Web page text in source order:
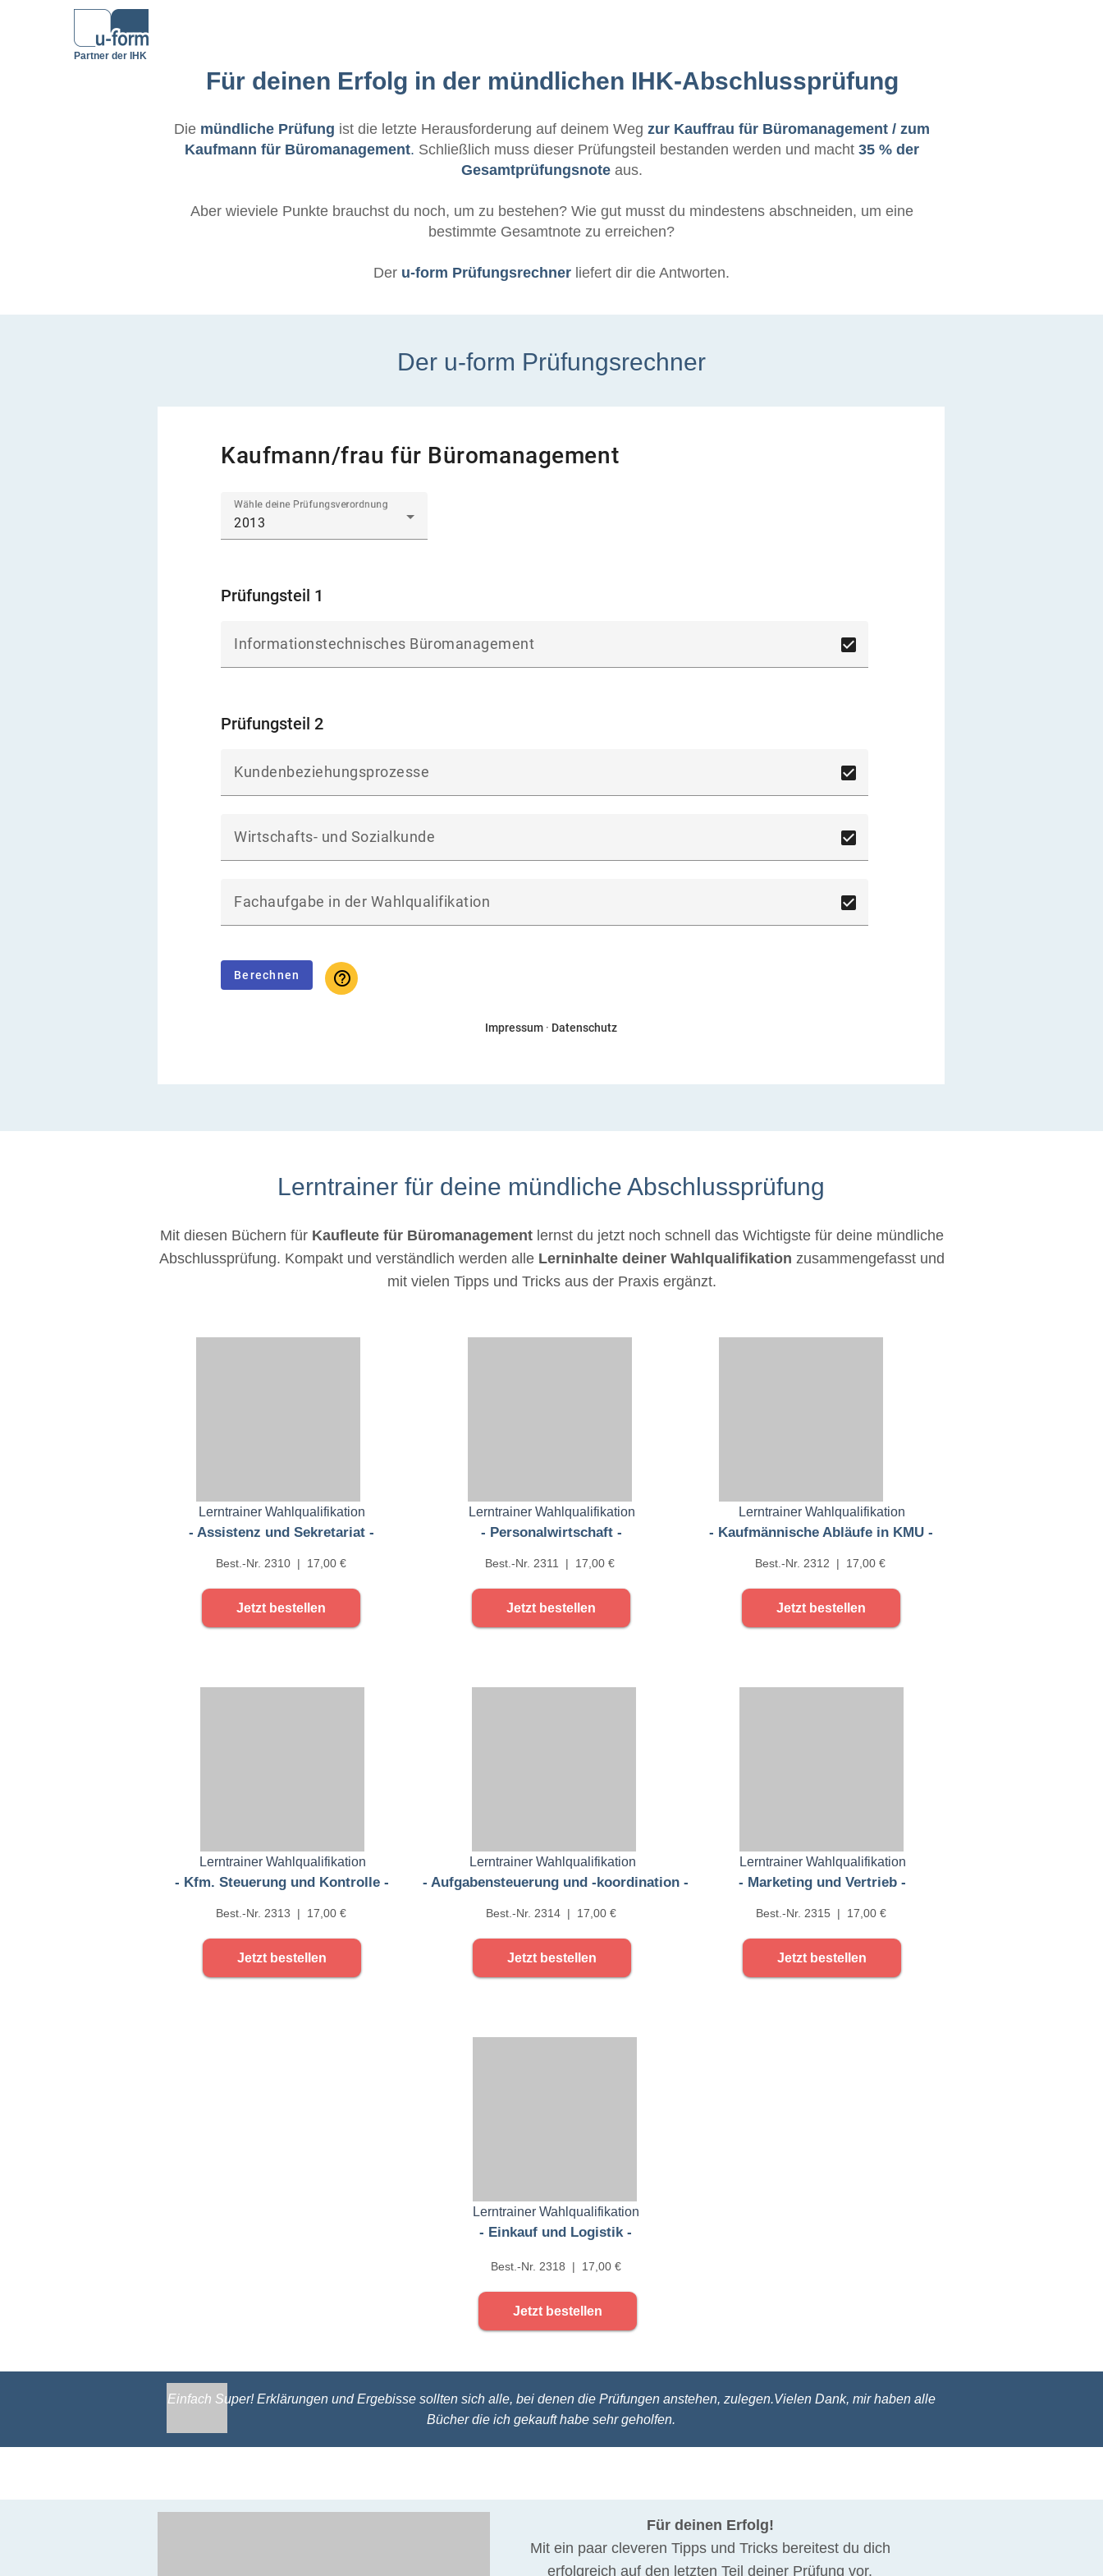
Partner der IHK
Für deinen Erfolg in der mündlichen IHK-Abschlussprüfung
Die mündliche Prüfung ist die letzte Herausforderung auf deinem Weg zur Kauffrau für Büromanagement / zum
Kaufmann für Büromanagement. Schließlich muss dieser Prüfungsteil bestanden werden und macht 35 % der
Gesamtprüfungsnoteaus.
Aber wieviele Punkte brauchst du noch, um zu bestehen? Wie gut musst du mindestens abschneiden, um eine
bestimmte Gesamtnote zu erreichen?
Der u-form Prüfungsrechner liefert dir die Antworten.
Der u-form Prüfungsrechner
Lerntrainer für deine mündliche Abschlussprüfung
Mit diesen Büchern für Kaufleute für Büromanagement lernst du jetzt noch schnell das Wichtigste für deine mündliche
Abschlussprüfung. Kompakt und verständlich werden alle Lerninhalte deiner Wahlqualifikation zusammengefasst und
mit vielen Tipps und Tricks aus der Praxis ergänzt.
Lerntrainer Wahlqualifikation Lerntrainer Wahlqualifikation Lerntrainer Wahlqualifikation
- Assistenz und Sekretariat - - Personalwirtschaft - - Kaufmännische Abläufe in KMU -
Best.-Nr. 2310 | 17,00 € Best.-Nr. 2311 | 17,00 € Best.-Nr. 2312 | 17,00 €
Jetzt bestellen Jetzt bestellen Jetzt bestellen
Lerntrainer Wahlqualifikation Lerntrainer Wahlqualifikation Lerntrainer Wahlqualifikation
- Kfm. Steuerung und Kontrolle - - Aufgabensteuerung und -koordination - - Marketing und Vertrieb -
Best.-Nr. 2313 | 17,00 € Best.-Nr. 2314 | 17,00 € Best.-Nr. 2315 | 17,00 €
Jetzt bestellen Jetzt bestellen Jetzt bestellen
Lerntrainer Wahlqualifikation
- Einkauf und Logistik -
Best.-Nr. 2318 | 17,00 €
Jetzt bestellen
Einfach Super! Erklärungen und Ergebisse sollten sich alle, bei denen die Prüfungen anstehen, zulegen.Vielen Dank, mir haben alle
Bücher die ich gekauft habe sehr geholfen.
Für deinen Erfolg!
Mit ein paar cleveren Tipps und Tricks bereitest du dich
erfolgreich auf den letzten Teil deiner Prüfung vor.